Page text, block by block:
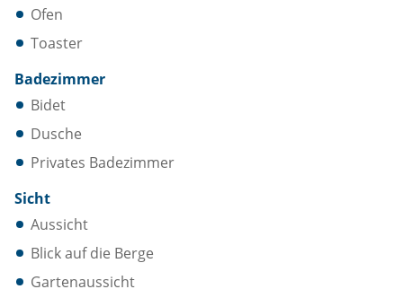
Ofen
Toaster
Badezimmer
Bidet
Dusche
Privates Badezimmer
Sicht
Aussicht
Blick auf die Berge
Gartenaussicht